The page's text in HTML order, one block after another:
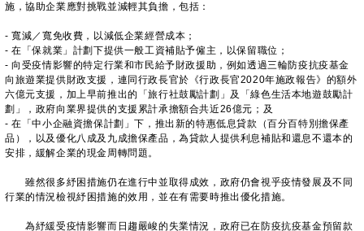
施，協助企業應對挑戰並減輕其負擔，包括：
- 寬減／寬免收費，以減低企業經營成本；
- 在「保就業」計劃下提供一般工資補貼予僱主，以保留職位；
- 向受疫情影響的特定行業和市民給予財政援助，例如透過三輪防疫抗疫基金
向旅遊業提供財政支援，連同行政長官於《行政長官2020年施政報告》的額外
六億元支援，加上早前推出的「旅行社鼓勵計劃」及「綠色生活本地遊鼓勵計
劃」，政府向業界提供的支援累計承擔額合共近26億元；及
- 在「中小企融資擔保計劃」下，推出新的特惠低息貸款（百分百特別擔保產
品），以及優化八成及九成擔保產品，為貸款人提供利息補貼和還息不還本的
安排，緩解企業的現金周轉問題。
雖然很多紓困措施仍在進行中並取得成效，政府仍會視乎疫情發展及不同
行業的情況檢視紓困措施的效用，並在有需要時推出優化措施。
為紓緩受疫情影響而日趨嚴峻的失業情況，政府已在防疫抗疫基金預留款